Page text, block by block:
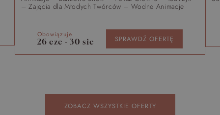
– Zajęcia dla Młodych Twórców – Wodne Animacje
26 cze - 30 sie
Obowiązuje SPRAWDŹ OFERTĘ
ZOBACZ WSZYSTKIE OFERTY